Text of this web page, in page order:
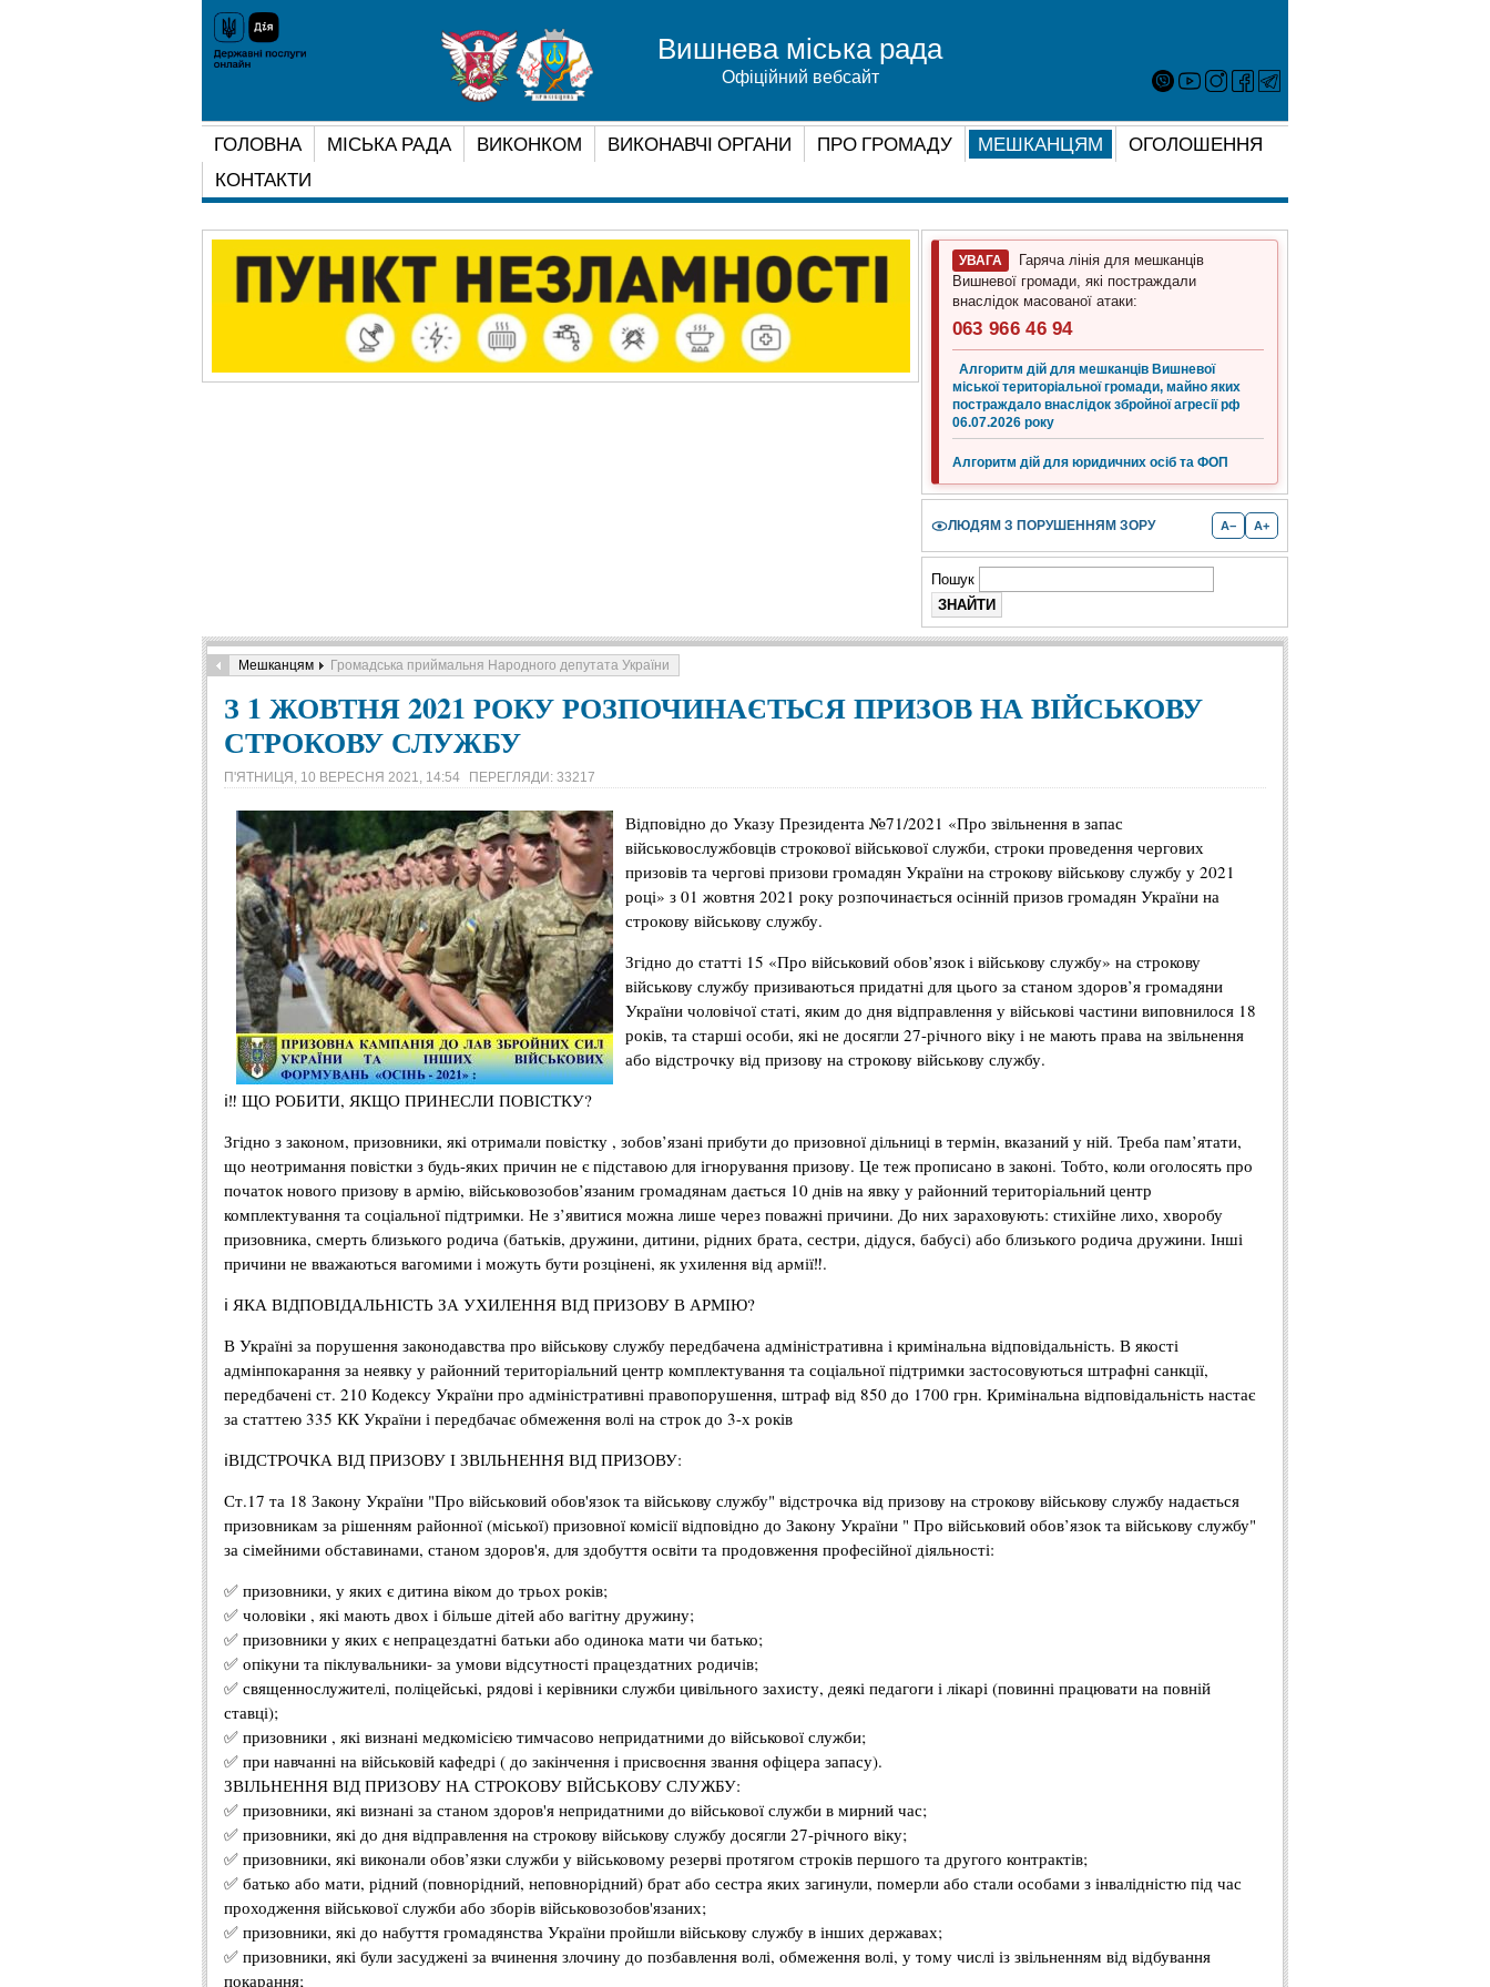
ГОЛОВНА МІСЬКА РАДА ВИКОНКОМ ВИКОНАВЧІ ОРГАНИ ПРО ГРОМАДУ МЕШКАНЦЯМ
ОГОЛОШЕННЯ
КОНТАКТИ
Вишнева міська рада
Офіційний вебсайт
УВАГА
Гаряча лінія для мешканців
Вишневої громади, які постраждали
внаслідок масованої атаки:
063 966 46 94
Алгоритм дій для мешканців Вишневої
міської територіальної громади, майно яких
постраждало внаслідок збройної агресії рф
06.07.2026 року
Алгоритм дій для юридичних осіб та ФОП
ЛЮДЯМ З ПОРУШЕННЯМ ЗОРУ A− A+
Пошук
Мешканцям Громадська приймальня Народного депутата України
З 1 ЖОВТНЯ 2021 РОКУ РОЗПОЧИНАЄТЬСЯ ПРИЗОВ НА ВІЙСЬКОВУ
СТРОКОВУ СЛУЖБУ
П'ЯТНИЦЯ, 10 ВЕРЕСНЯ 2021, 14:54 ПЕРЕГЛЯДИ: 33217
Відповідно до Указу Президента №71/2021 «Про звільнення в запас
військовослужбовців строкової військової служби, строки проведення чергових
призовів та чергові призови громадян України на строкову військову службу у 2021
році» з 01 жовтня 2021 року розпочинається осінній призов громадян України на
строкову військову службу.
Згідно до статті 15 «Про військовий обов’язок і військову службу» на строкову
військову службу призиваються придатні для цього за станом здоров’я громадяни
України чоловічої статі, яким до дня відправлення у військові частини виповнилося 18
років, та старші особи, які не досягли 27-річного віку і не мають права на звільнення
або відстрочку від призову на строкову військову службу.
ℹ‼ ЩО РОБИТИ, ЯКЩО ПРИНЕСЛИ ПОВІСТКУ?
Згідно з законом, призовники, які отримали повістку , зобов’язані прибути до призовної дільниці в термін, вказаний у ній. Треба пам’ятати,
що неотримання повістки з будь-яких причин не є підставою для ігнорування призову. Це теж прописано в законі. Тобто, коли оголосять про
початок нового призову в армію, військовозобов’язаним громадянам дається 10 днів на явку у районний територіальний центр
комплектування та соціальної підтримки. Не з’явитися можна лише через поважні причини. До них зараховують: стихійне лихо, хворобу
призовника, смерть близького родича (батьків, дружини, дитини, рідних брата, сестри, дідуся, бабусі) або близького родича дружини. Інші
причини не вважаються вагомими і можуть бути розцінені, як ухилення від армії‼️.
ℹ ЯКА ВІДПОВІДАЛЬНІСТЬ ЗА УХИЛЕННЯ ВІД ПРИЗОВУ В АРМІЮ?
В Україні за порушення законодавства про військову службу передбачена адміністративна і кримінальна відповідальність. В якості
адмінпокарання за неявку у районний територіальний центр комплектування та соціальної підтримки застосовуються штрафні санкції,
передбачені ст. 210 Кодексу України про адміністративні правопорушення, штраф від 850 до 1700 грн. Кримінальна відповідальність настає
за статтею 335 КК України і передбачає обмеження волі на строк до 3-х років
ℹВІДСТРОЧКА ВІД ПРИЗОВУ І ЗВІЛЬНЕННЯ ВІД ПРИЗОВУ:
Ст.17 та 18 Закону України "Про військовий обов'язок та військову службу" відстрочка від призову на строкову військову службу надається
призовникам за рішенням районної (міської) призовної комісії відповідно до Закону України " Про військовий обов’язок та військову службу"
за сімейними обставинами, станом здоров'я, для здобуття освіти та продовження професійної діяльності:
✅ призовники, у яких є дитина віком до трьох років;
✅ чоловіки , які мають двох і більше дітей або вагітну дружину;
✅ призовники у яких є непрацездатні батьки або одинока мати чи батько;
✅ опікуни та піклувальники- за умови відсутності працездатних родичів;
✅ священнослужителі, поліцейські, рядові і керівники служби цивільного захисту, деякі педагоги і лікарі (повинні працювати на повній
ставці);
✅ призовники , які визнані медкомісією тимчасово непридатними до військової служби;
✅ при навчанні на військовій кафедрі ( до закінчення і присвоєння звання офіцера запасу).
ЗВІЛЬНЕННЯ ВІД ПРИЗОВУ НА СТРОКОВУ ВІЙСЬКОВУ СЛУЖБУ:
✅ призовники, які визнані за станом здоров'я непридатними до військової служби в мирний час;
✅ призовники, які до дня відправлення на строкову військову службу досягли 27-річного віку;
✅ призовники, які виконали обов’язки служби у військовому резерві протягом строків першого та другого контрактів;
✅ батько або мати, рідний (повнорідний, неповнорідний) брат або сестра яких загинули, померли або стали особами з інвалідністю під час
проходження військової служби або зборів військовозобов'язаних;
✅ призовники, які до набуття громадянства України пройшли військову службу в інших державах;
✅ призовники, які були засуджені за вчинення злочину до позбавлення волі, обмеження волі, у тому числі із звільненням від відбування
покарання;